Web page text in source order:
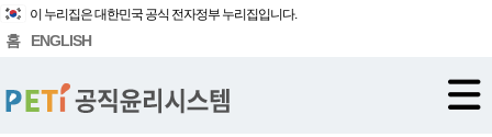
이 누리집은 대한민국 공식 전자정부 누리집입니다.
홈 ENGLISH